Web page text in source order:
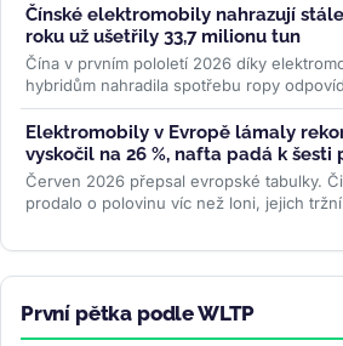
Čínské elektromobily nahrazují
roku už ušetřily 33,7 milionu tun
Čína v prvním pololetí 2026 díky
hybridům nahradila spotřebu ropy
denně....>>
Elektromobily v Evropě lámaly
vyskočil na 26 %, nafta padá k šesti
Červen 2026 přepsal evropské tabulky.
prodalo o polovinu víc než loni, jejich
První pětka podle WLTP